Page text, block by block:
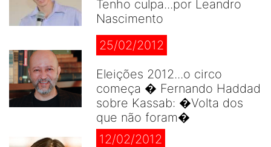
Tenho culpa...por Leandro
Nascimento
25/02/2012
Eleições 2012...o circo
começa � Fernando Haddad
sobre Kassab: �Volta dos
que não foram�
12/02/2012